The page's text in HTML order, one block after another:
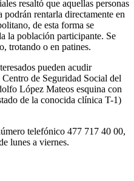
resaltó que aquellas personas
rentarla directamente en
de esta forma se
la población participante. Se
trotando o en patines.
pueden acudir
de Seguridad Social del
López Mateos esquina con
de la conocida clínica T-1)
telefónico 477 717 40 00,
lunes a viernes.